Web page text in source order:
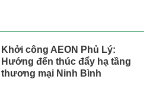
Khởi công AEON Phủ Lý:
Hướng đến thúc đẩy hạ tầng
thương mại Ninh Bình